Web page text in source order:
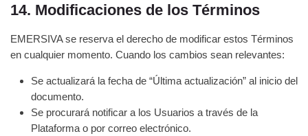
14. Modificaciones de los Términos
EMERSIVA se reserva el derecho de modificar estos Términos
en cualquier momento. Cuando los cambios sean relevantes:
Se actualizará la fecha de “Última actualización” al inicio del
documento.
Se procurará notificar a los Usuarios a través de la
Plataforma o por correo electrónico.